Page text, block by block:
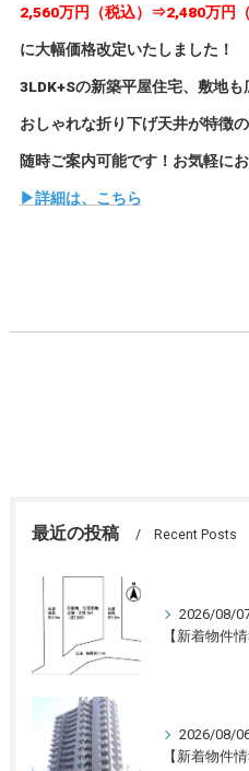
2,560万円（税込）⇒2,480万円（
に大幅価格改定いたしました！
3LDK+Sの新築平屋住宅、敷地も
おしゃれな折り下げ天井が特徴の
随時ご案内可能です！お気軽に
▶詳細は、こちら
最近の投稿 Recent Posts
2026/08/
2026/08/